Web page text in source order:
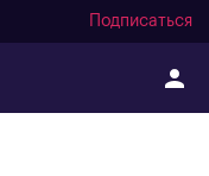
Подписаться